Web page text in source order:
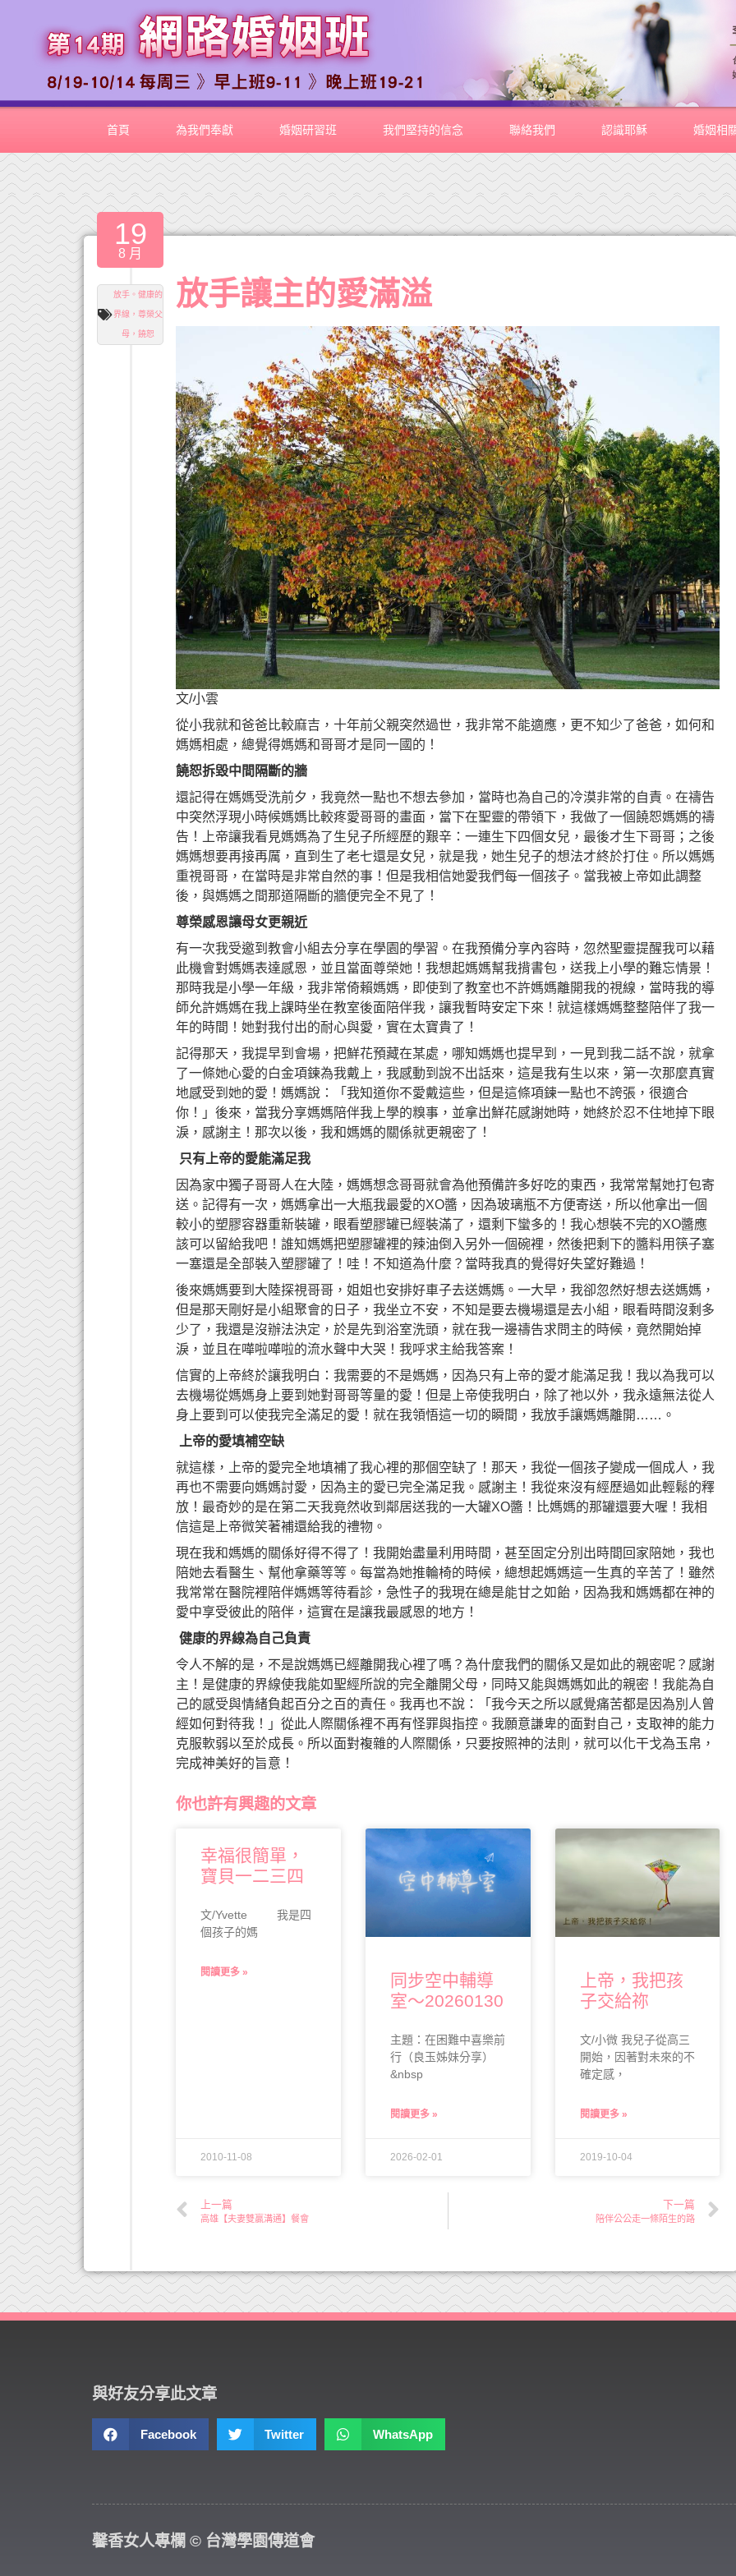
首頁 為我們奉獻 婚姻研習班 我們堅持的信念 聯絡我們 認識耶穌 婚姻相
19
8 月
放手。健康的
界線，尊榮父
母，饒恕
放手讓主的愛滿溢
文/小雲
從小我就和爸爸比較麻吉，十年前父親突然過世，我非常不能適應，更不知少了爸爸，如何和
媽媽相處，總覺得媽媽和哥哥才是同一國的！
饒恕拆毀中間隔斷的牆
還記得在媽媽受洗前夕，我竟然一點也不想去參加，當時也為自己的冷漠非常的自責。在禱告
中突然浮現小時候媽媽比較疼愛哥哥的畫面，當下在聖靈的帶領下，我做了一個饒恕媽媽的禱
告！上帝讓我看見媽媽為了生兒子所經歷的艱辛：一連生下四個女兒，最後才生下哥哥；之後
媽媽想要再接再厲，直到生了老七還是女兒，就是我，她生兒子的想法才終於打住。所以媽媽
重視哥哥，在當時是非常自然的事！但是我相信她愛我們每一個孩子。當我被上帝如此調整
後，與媽媽之間那道隔斷的牆便完全不見了！
尊榮感恩讓母女更親近
有一次我受邀到教會小組去分享在學園的學習。在我預備分享內容時，忽然聖靈提醒我可以藉
此機會對媽媽表達感恩，並且當面尊榮她！我想起媽媽幫我揹書包，送我上小學的難忘情景！
那時我是小學一年級，我非常倚賴媽媽，即使到了教室也不許媽媽離開我的視線，當時我的導
師允許媽媽在我上課時坐在教室後面陪伴我，讓我暫時安定下來！就這樣媽媽整整陪伴了我一
年的時間！她對我付出的耐心與愛，實在太寶貴了！
記得那天，我提早到會場，把鮮花預藏在某處，哪知媽媽也提早到，一見到我二話不說，就拿
了一條她心愛的白金項鍊為我戴上，我感動到說不出話來，這是我有生以來，第一次那麼真實
地感受到她的愛！媽媽說：「我知道你不愛戴這些，但是這條項鍊一點也不誇張，很適合
你！」後來，當我分享媽媽陪伴我上學的糗事，並拿出鮮花感謝她時，她終於忍不住地掉下眼
淚，感謝主！那次以後，我和媽媽的關係就更親密了！
只有上帝的愛能滿足我
因為家中獨子哥哥人在大陸，媽媽想念哥哥就會為他預備許多好吃的東西，我常常幫她打包寄
送。記得有一次，媽媽拿出一大瓶我最愛的XO醬，因為玻璃瓶不方便寄送，所以他拿出一個
較小的塑膠容器重新裝罐，眼看塑膠罐已經裝滿了，還剩下蠻多的！我心想裝不完的XO醬應
該可以留給我吧！誰知媽媽把塑膠罐裡的辣油倒入另外一個碗裡，然後把剩下的醬料用筷子塞
一塞還是全部裝入塑膠罐了！哇！不知道為什麼？當時我真的覺得好失望好難過！
後來媽媽要到大陸探視哥哥，姐姐也安排好車子去送媽媽。一大早，我卻忽然好想去送媽媽，
但是那天剛好是小組聚會的日子，我坐立不安，不知是要去機場還是去小組，眼看時間沒剩多
少了，我還是沒辦法決定，於是先到浴室洗頭，就在我一邊禱告求問主的時候，竟然開始掉
淚，並且在嘩啦嘩啦的流水聲中大哭！我呼求主給我答案！
信實的上帝終於讓我明白：我需要的不是媽媽，因為只有上帝的愛才能滿足我！我以為我可以
去機場從媽媽身上要到她對哥哥等量的愛！但是上帝使我明白，除了祂以外，我永遠無法從人
身上要到可以使我完全滿足的愛！就在我領悟這一切的瞬間，我放手讓媽媽離開……。
上帝的愛填補空缺
就這樣，上帝的愛完全地填補了我心裡的那個空缺了！那天，我從一個孩子變成一個成人，我
再也不需要向媽媽討愛，因為主的愛已完全滿足我。感謝主！我從來沒有經歷過如此輕鬆的釋
放！最奇妙的是在第二天我竟然收到鄰居送我的一大罐XO醬！比媽媽的那罐還要大喔！我相
信這是上帝微笑著補還給我的禮物。
現在我和媽媽的關係好得不得了！我開始盡量利用時間，甚至固定分別出時間回家陪她，我也
陪她去看醫生、幫他拿藥等等。每當為她推輪椅的時候，總想起媽媽這一生真的辛苦了！雖然
我常常在醫院裡陪伴媽媽等待看診，急性子的我現在總是能甘之如飴，因為我和媽媽都在神的
愛中享受彼此的陪伴，這實在是讓我最感恩的地方！
健康的界線為自己負責
令人不解的是，不是說媽媽已經離開我心裡了嗎？為什麼我們的關係又是如此的親密呢？感謝
主！是健康的界線使我能如聖經所說的完全離開父母，同時又能與媽媽如此的親密！我能為自
己的感受與情緒負起百分之百的責任。我再也不說：「我今天之所以感覺痛苦都是因為別人曾
經如何對待我！」從此人際關係裡不再有怪罪與指控。我願意謙卑的面對自己，支取神的能力
克服軟弱以至於成長。所以面對複雜的人際關係，只要按照神的法則，就可以化干戈為玉帛，
完成神美好的旨意！
你也許有興趣的文章
幸福很簡單，
寶貝一二三四
文/Yvette 我是四
個孩子的媽
閱讀更多 »
2010-11-08
同步空中輔導
室～20260130
主題：在困難中喜樂前
行（良玉姊妹分享）
&nbsp
閱讀更多 »
2026-02-01
上帝，我把孩
子交給祢
文/小微 我兒子從高三
開始，因著對未來的不
確定感，
閱讀更多 »
2019-10-04
上一篇
高雄【夫妻雙贏溝通】餐會
下一篇
陪伴公公走一條陌生的路
與好友分享此文章
Facebook Twitter WhatsApp
馨香女人專欄 © 台灣學園傳道會